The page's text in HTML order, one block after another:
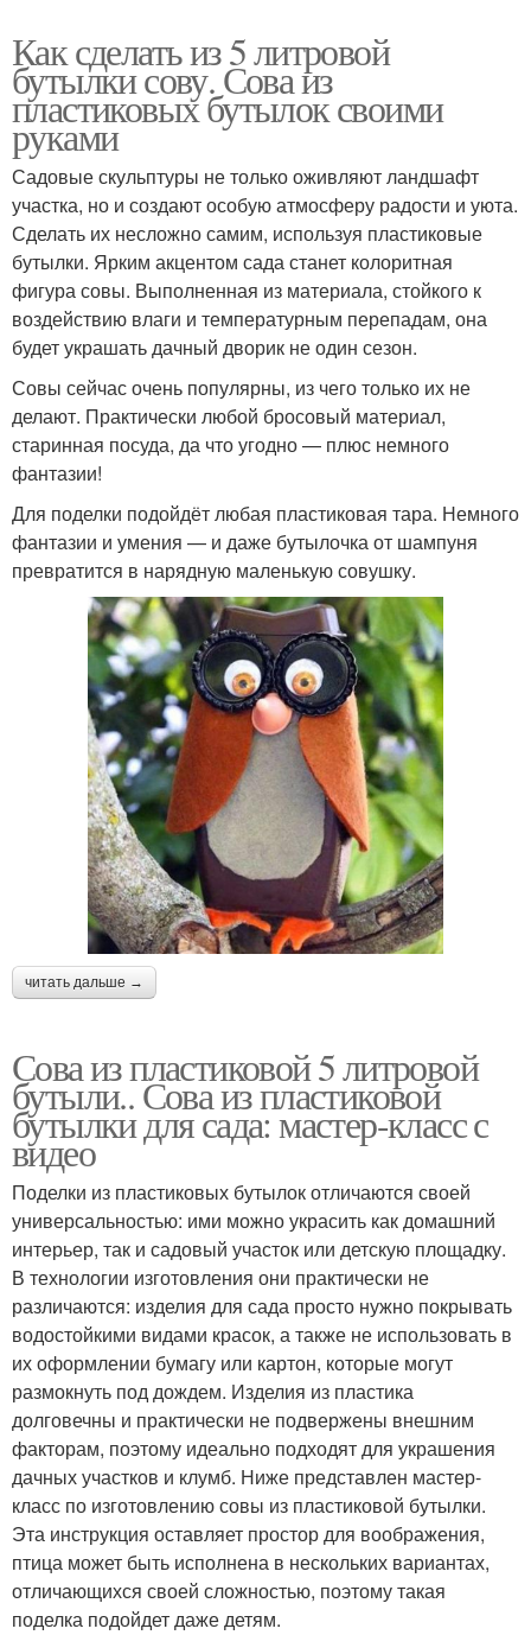
Как сделать из 5 литровой
бутылки сову. Сова из
пластиковых бутылок своими
руками
Садовые скульптуры не только оживляют ландшафт
участка, но и создают особую атмосферу радости и уюта.
Сделать их несложно самим, используя пластиковые
бутылки. Ярким акцентом сада станет колоритная
фигура совы. Выполненная из материала, стойкого к
воздействию влаги и температурным перепадам, она
будет украшать дачный дворик не один сезон.
Совы сейчас очень популярны, из чего только их не
делают. Практически любой бросовый материал,
старинная посуда, да что угодно — плюс немного
фантазии!
Для поделки подойдёт любая пластиковая тара. Немного
фантазии и умения — и даже бутылочка от шампуня
превратится в нарядную маленькую совушку.
читать дальше →
Сова из пластиковой 5 литровой
бутыли.. Сова из пластиковой
бутылки для сада: мастер-класс с
видео
Поделки из пластиковых бутылок отличаются своей
универсальностью: ими можно украсить как домашний
интерьер, так и садовый участок или детскую площадку.
В технологии изготовления они практически не
различаются: изделия для сада просто нужно покрывать
водостойкими видами красок, а также не использовать в
их оформлении бумагу или картон, которые могут
размокнуть под дождем. Изделия из пластика
долговечны и практически не подвержены внешним
факторам, поэтому идеально подходят для украшения
дачных участков и клумб. Ниже представлен мастер-
класс по изготовлению совы из пластиковой бутылки.
Эта инструкция оставляет простор для воображения,
птица может быть исполнена в нескольких вариантах,
отличающихся своей сложностью, поэтому такая
поделка подойдет даже детям.